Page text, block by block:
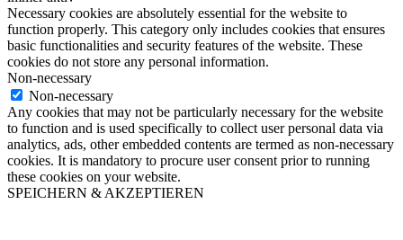
Necessary cookies are absolutely essential for the website to
function properly. This category only includes cookies that ensures
basic functionalities and security features of the website. These
cookies do not store any personal information.
Non-necessary
Non-necessary
Any cookies that may not be particularly necessary for the website
to function and is used specifically to collect user personal data via
analytics, ads, other embedded contents are termed as non-necessary
cookies. It is mandatory to procure user consent prior to running
these cookies on your website.
SPEICHERN & AKZEPTIEREN